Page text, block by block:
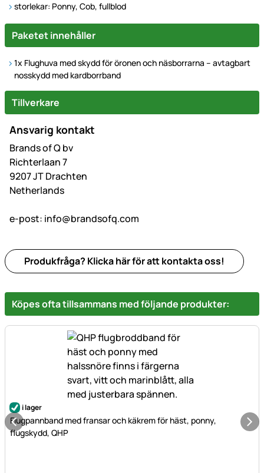
storlekar: Ponny, Cob, fullblod
Paketet innehåller
1x Flughuva med skydd för öronen och näsborrarna – avtagbart
nosskydd med kardborrband
Tillverkare
Ansvarig kontakt
Brands of Q bv
Richterlaan 7
9207 JT Drachten
Netherlands
e-post: info@brandsofq.com
Produkfråga? Klicka här för att kontakta oss!
Köpes ofta tillsammans med följande produkter:
i lager
Flugpannband med fransar och käkrem för häst, ponny,
flugskydd, QHP